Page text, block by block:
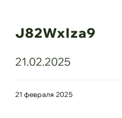
J82WxIza9
21.02.2025
21 февраля 2025